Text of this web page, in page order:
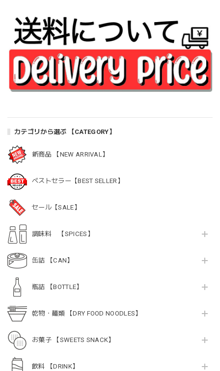
カテゴリから選ぶ 【CATEGORY】
新商品 【NEW ARRIVAL】
ベストセラー【BEST SELLER】
セール【SALE】
調味料 【SPICES】
缶詰 【CAN】
瓶詰 【BOTTLE】
乾物・麺類 【DRY FOOD NOODLES】
お菓子 【SWEETS SNACK】
飲料 【DRINK】